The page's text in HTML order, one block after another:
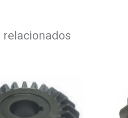
relacionados